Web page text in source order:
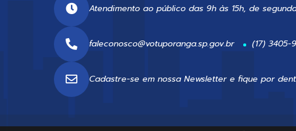
Atendimento ao público das 9h às 15h, de
faleconosco@votuporanga.sp.gov.br (17) 3405-
Cadastre-se em nossa Newsletter e fique por